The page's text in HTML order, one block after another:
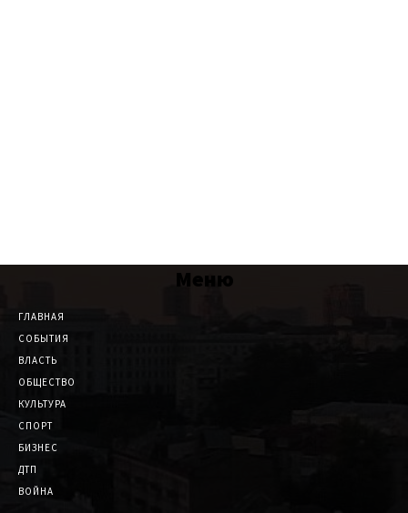
Меню
ГЛАВНАЯ
СОБЫТИЯ
ВЛАСТЬ
ОБЩЕСТВО
КУЛЬТУРА
СПОРТ
БИЗНЕС
ДТП
ВОЙНА